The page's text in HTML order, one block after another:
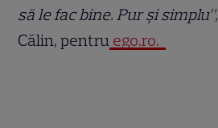
să le fac bine. Pur și simplu”,
Călin, pentru ego.ro.